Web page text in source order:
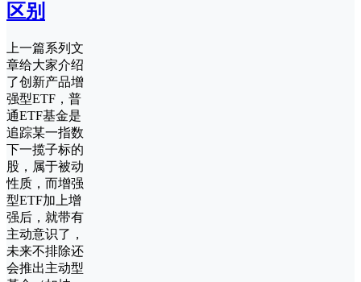
区别
上一篇系列文
章给大家介绍
了创新产品增
强型ETF，普
通ETF基金是
追踪某一指数
下一揽子标的
股，属于被动
性质，而增强
型ETF加上增
强后，就带有
主动意识了，
未来不排除还
会推出主动型